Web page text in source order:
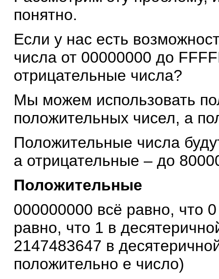
понятно.
Если у нас есть
числа от 00000000 до
отрицательные числа?
Мы можем использовать
положительных чисел, а
Положительные числа
а отрицательные – до
Положительные
000000000 всё равно, что
равно, что 1 в
2147483647 в
положительно е число)